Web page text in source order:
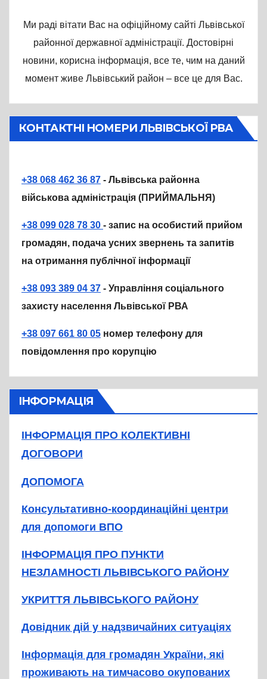
Ми раді вітати Вас на офіційному сайті Львівської
районної державної адміністрації. Достовірні
новини, корисна інформація, все те, чим на даний
момент живе Львівський район – все це для Вас.
КОНТАКТНІ НОМЕРИ ЛЬВІВСЬКОЇ РВА
+38 068 462 36 87 - Львівська районна
військова адміністрація (ПРИЙМАЛЬНЯ)
+38 099 028 78 30 - запис на особистий прийом
громадян, подача усних звернень та запитів
на отримання публічної інформації
+38 093 389 04 37 - Управління соціального
захисту населення Львівської РВА
+38 097 661 80 05 номер телефону для
повідомлення про корупцію
ІНФОРМАЦІЯ
ІНФОРМАЦІЯ ПРО КОЛЕКТИВНІ
ДОГОВОРИ
ДОПОМОГА
Консультативно-координаційні центри
для допомоги ВПО
ІНФОРМАЦІЯ ПРО ПУНКТИ
НЕЗЛАМНОСТІ ЛЬВІВСЬКОГО РАЙОНУ
УКРИТТЯ ЛЬВІВСЬКОГО РАЙОНУ
Довідник дій у надзвичайних ситуаціях
Інформація для громадян України, які
проживають на тимчасово окупованих